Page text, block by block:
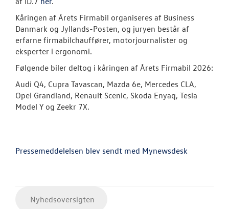
Kåringen af Årets Firmabil organiseres af Business
Danmark og Jyllands-Posten, og juryen består af
erfarne firmabilchauffører, motorjournalister og
eksperter i ergonomi.
Følgende biler deltog i kåringen af Årets Firmabil 2026:
Audi Q4, Cupra Tavascan, Mazda 6e, Mercedes CLA,
Opel Grandland, Renault Scenic, Skoda Enyaq, Tesla
Model Y og Zeekr 7X.
Pressemeddelelsen blev sendt med Mynewsdesk
Nyhedsoversigten